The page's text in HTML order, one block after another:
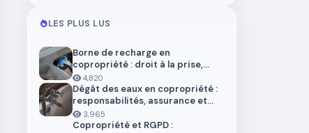
LES PLUS LUS
Borne de recharge en
copropriété : droit à la prise,
installation et aides en 2026
4,820
Dégât des eaux en copropriété :
responsabilités, assurance et
démarches
3,965
Copropriété et RGPD :